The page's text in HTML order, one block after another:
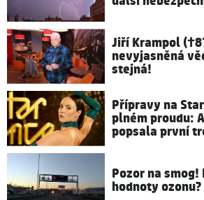
Jiří Krampol
nevyjasněná
stejná!
Přípravy na
plném proudu:
popsala první
Pozor na
hodnoty ozonu?